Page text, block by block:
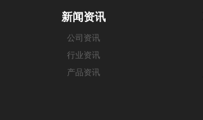
新闻资讯
公司资讯
行业资讯
产品资讯